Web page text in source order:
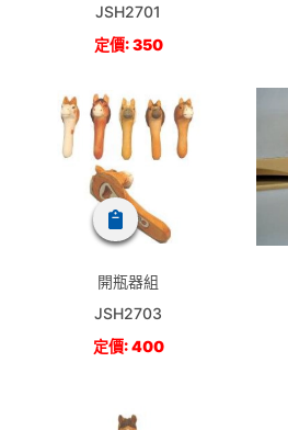
JSH2701
定價: 350
開瓶器組
JSH2703
定價: 400